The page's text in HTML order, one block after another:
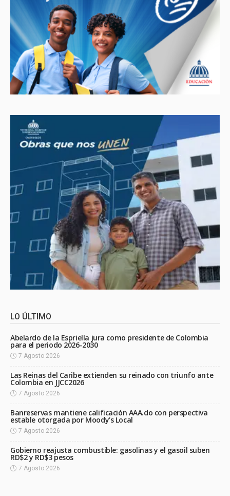
LO ÚLTIMO
Abelardo de la Espriella jura como presidente de Colombia
para el periodo 2026-2030
7 Agosto 2026
Las Reinas del Caribe extienden su reinado con triunfo ante
Colombia en JJCC2026
7 Agosto 2026
Banreservas mantiene calificación AAA.do con perspectiva
estable otorgada por Moody’s Local
7 Agosto 2026
Gobierno reajusta combustible: gasolinas y el gasoil suben
RD$2 y RD$3 pesos
7 Agosto 2026